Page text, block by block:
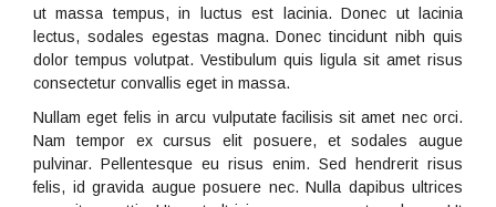
ut massa tempus, in luctus est lacinia. Donec ut lacinia
lectus, sodales egestas magna. Donec tincidunt nibh quis
dolor tempus volutpat. Vestibulum quis ligula sit amet risus
consectetur convallis eget in massa.
Nullam eget felis in arcu vulputate facilisis sit amet nec orci.
Nam tempor ex cursus elit posuere, et sodales augue
pulvinar. Pellentesque eu risus enim. Sed hendrerit risus
felis, id gravida augue posuere nec. Nulla dapibus ultrices